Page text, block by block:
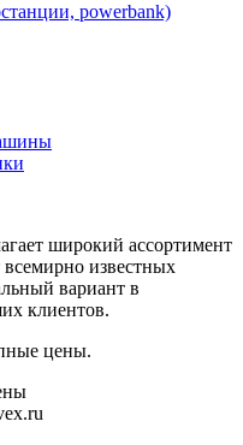
powerbank)
широкий ассортимент
известных
вариант в
клиентов.
цены.